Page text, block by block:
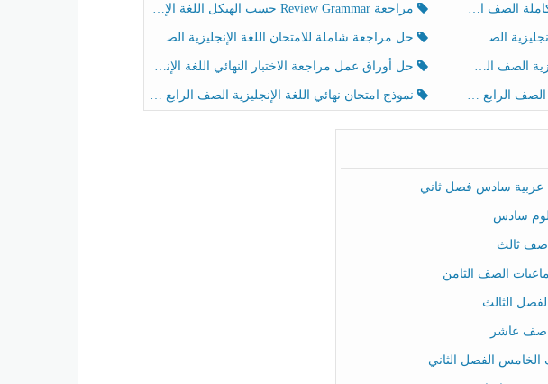
الفصل الثالث مراجعة Review Grammar حسب الهيكل اللغة الإنجليزية الصف الخامس الفصل الثالث
حل مراجعة شاملة للامتحان اللغة الإنجليزية الصف الخامس الفصل الثالث
حل أوراق عمل مراجعة الاختبار النهائي اللغة الإنجليزية الصف الرابع الفصل الثالث
الفصل الثالث نموذج امتحان نهائي اللغة الإنجليزية الصف الرابع الفصل الثالث
عربية سادس فصل ثاني
سادس
صف ثالث
الصف الثامن
الثالث
صف عاشر
الفصل الثاني